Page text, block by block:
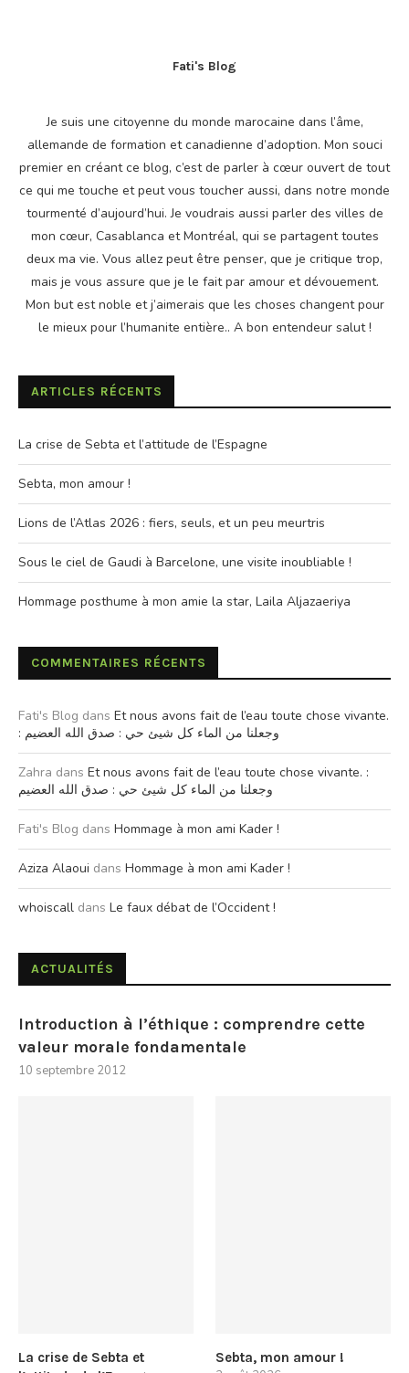
Fati's Blog
Je suis une citoyenne du monde marocaine dans l’âme,
allemande de formation et canadienne d’adoption. Mon souci
premier en créant ce blog, c’est de parler à cœur ouvert de tout
ce qui me touche et peut vous toucher aussi, dans notre monde
tourmenté d’aujourd’hui. Je voudrais aussi parler des villes de
mon cœur, Casablanca et Montréal, qui se partagent toutes
deux ma vie. Vous allez peut être penser, que je critique trop,
mais je vous assure que je le fait par amour et dévouement.
Mon but est noble et j’aimerais que les choses changent pour
le mieux pour l’humanite entière.. A bon entendeur salut !
ARTICLES RÉCENTS
La crise de Sebta et l’attitude de l’Espagne
Sebta, mon amour !
Lions de l’Atlas 2026 : fiers, seuls, et un peu meurtris
Sous le ciel de Gaudi à Barcelone, une visite inoubliable !
Hommage posthume à mon amie la star, Laila Aljazaeriya
COMMENTAIRES RÉCENTS
Fati's Blog dans Et nous avons fait de l’eau toute chose vivante.
: وجعلنا من الماء كل شيئ حي : صدق الله العضيم
Zahra dans Et nous avons fait de l’eau toute chose vivante. :
وجعلنا من الماء كل شيئ حي : صدق الله العضيم
Fati's Blog dans Hommage à mon ami Kader !
Aziza Alaoui dans Hommage à mon ami Kader !
whoiscall dans Le faux débat de l’Occident !
ACTUALITÉS
Introduction à l’éthique : comprendre cette
valeur morale fondamentale
10 septembre 2012
La crise de Sebta et
Sebta, mon amour !